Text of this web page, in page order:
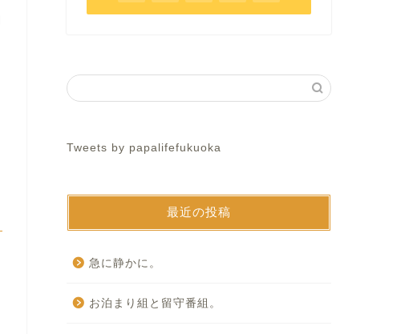
Tweets by papalifefukuoka
最近の投稿
急に静かに。
お泊まり組と留守番組。